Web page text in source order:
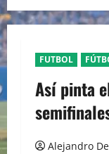
FUTBOL
Así pinta
Alejandro